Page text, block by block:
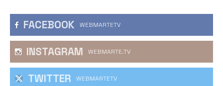
FACEBOOK WEBMARTETV
INSTAGRAM WEBMARTE.TV
TWITTER WEBMARTETV